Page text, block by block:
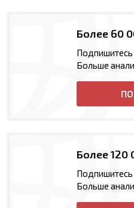
Более 60
Больше
Более 120
Подпишитесь
Больше